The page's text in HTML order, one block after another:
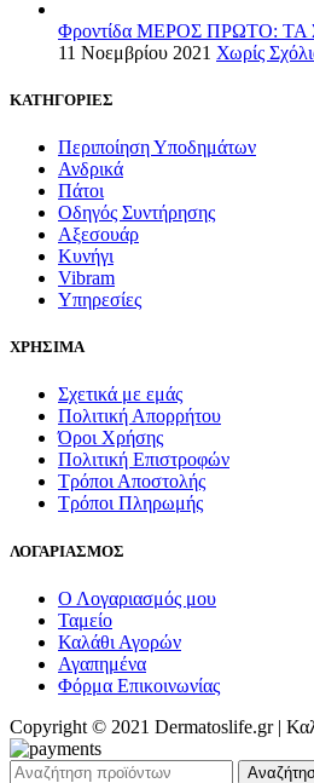
Φροντίδα ΜΕΡΟΣ ΠΡΩΤΟ:
11 Νοεμβρίου 2021 Χωρίς
ΚΑΤΗΓΟΡΙΕΣ
Περιποίηση Υποδημάτων
Ανδρικά
Πάτοι
Οδηγός Συντήρησης
Αξεσουάρ
Κυνήγι
Vibram
Υπηρεσίες
ΧΡΗΣΙΜΑ
Σχετικά με εμάς
Πολιτική Απορρήτου
Όροι Χρήσης
Πολιτική Επιστροφών
Τρόποι Αποστολής
Τρόποι Πληρωμής
ΛΟΓΑΡΙΑΣΜΟΣ
Ο Λογαριασμός μου
Ταμείο
Καλάθι Αγορών
Αγαπημένα
Φόρμα Επικοινωνίας
Copyright © 2021 Dermatoslife.gr |